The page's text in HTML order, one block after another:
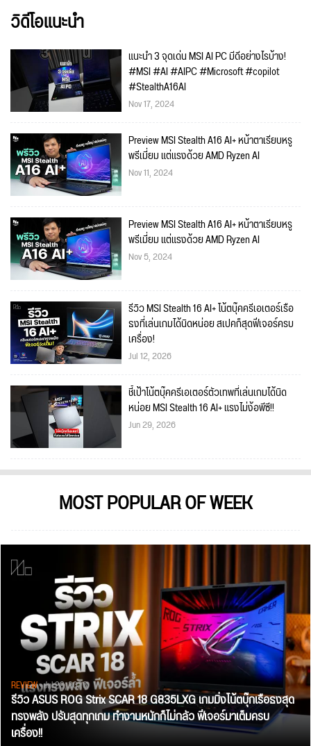
วิดีโอแนะนำ
แนะนำ 3 จุดเด่น MSI AI PC มีดีอย่างไรบ้าง!
#MSI #AI #AIPC #Microsoft #copilot
#StealthA16AI
Nov 17, 2024
Preview MSI Stealth A16 AI+ หน้าตาเรียบหรู
พรีเมี่ยม แต่แรงด้วย AMD Ryzen AI
Nov 11, 2024
Preview MSI Stealth A16 AI+ หน้าตาเรียบหรู
พรีเมี่ยม แต่แรงด้วย AMD Ryzen AI
Nov 5, 2024
รีวิว MSI Stealth 16 AI+ โน้ตบุ๊คครีเอเตอร์เรือ
ธงที่เล่นเกมได้นิดหน่อย สเปคก็สุดฟีเจอร์ครบ
เครื่อง!
Jul 12, 2026
ชี้เป้าโน้ตบุ๊คครีเอเตอร์ตัวเทพที่เล่นเกมได้นิด
หน่อย MSI Stealth 16 AI+ แรงไม่ง้อพีซี!!
Jun 29, 2026
MOST POPULAR OF WEEK
REVIEW• Jul 28, 2026
รีวิว ASUS ROG Strix SCAR 18 G835LXG เกมมิ่งโน้ตบุ๊กเรือธงสุด
ทรงพลัง ปรับสุดทุกเกม ทำงานหนักก็ไม่กลัว ฟีเจอร์มาเต็มครบ
เครื่อง!!